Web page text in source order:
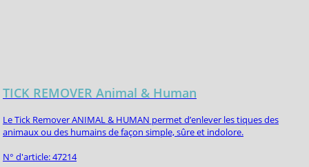
TICK REMOVER Animal & Human
Le Tick Remover ANIMAL & HUMAN permet d’enlever les tiques des
animaux ou des humains de façon simple, sûre et indolore.
N° d'article: 47214